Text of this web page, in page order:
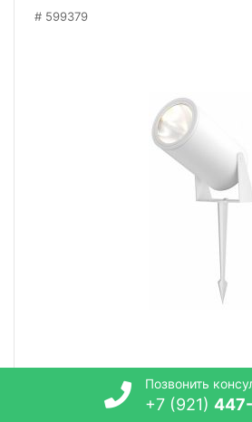
599379
Наземный низкий светильник
Позвонить
+7 (921)